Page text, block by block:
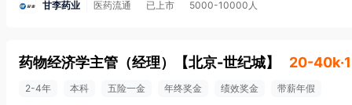
甘李药业 医药流通 已上市 5000-10000人
药物经济学主管（经理） 【北京-世纪城】 20-
2-4年 本科 五险一金 年终奖金 绩效奖金 带薪年假